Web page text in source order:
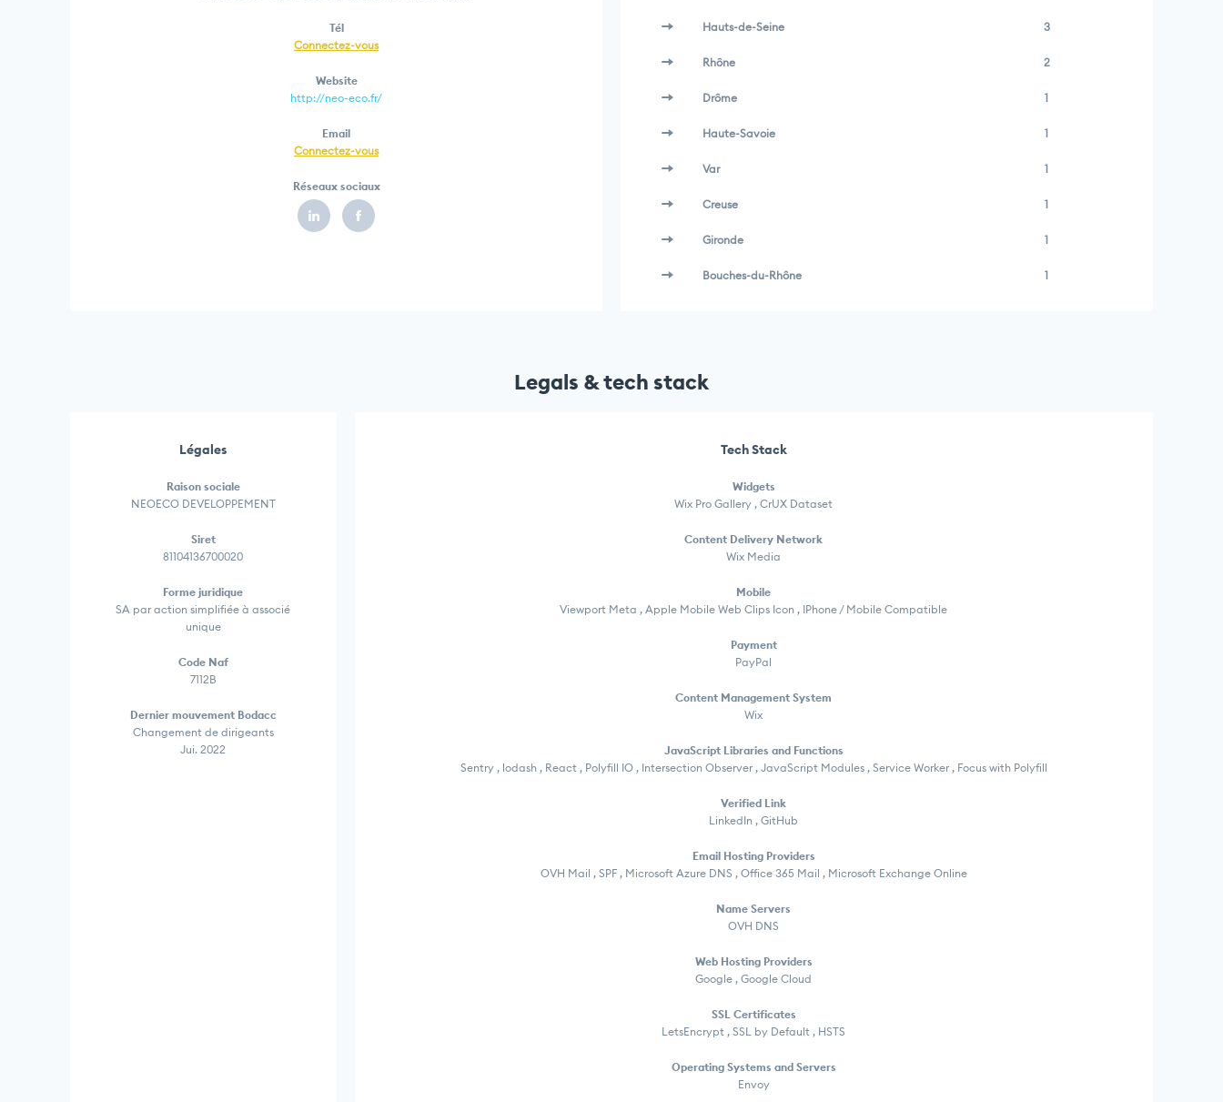
Tél
Connectez-vous
Website
http://neo-eco.fr/
Email
Connectez-vous
Réseaux sociaux
Hauts-de-Seine 3
Rhône 2
Drôme 1
Haute-Savoie 1
Var 1
Creuse 1
Gironde 1
Bouches-du-Rhône 1
Legals & tech stack
Légales
Raison sociale
NEOECO DEVELOPPEMENT
Siret
81104136700020
Forme juridique
SA par action simplifiée à associé
unique
Code Naf
7112B
Dernier mouvement Bodacc
Changement de dirigeants
Jui. 2022
Tech Stack
Widgets
Wix Pro Gallery , CrUX Dataset
Content Delivery Network
Wix Media
Mobile
Viewport Meta , Apple Mobile Web Clips Icon , IPhone / Mobile Compatible
Payment
PayPal
Content Management System
Wix
JavaScript Libraries and Functions
Sentry , lodash , React , Polyfill IO , Intersection Observer , JavaScript Modules , Service Worker , Focus with Polyfill
Verified Link
LinkedIn , GitHub
Email Hosting Providers
OVH Mail , SPF , Microsoft Azure DNS , Office 365 Mail , Microsoft Exchange Online
Name Servers
OVH DNS
Web Hosting Providers
Google , Google Cloud
SSL Certificates
LetsEncrypt , SSL by Default , HSTS
Operating Systems and Servers
Envoy